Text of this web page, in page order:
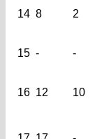
14 8 2
15 - -
16 12 10